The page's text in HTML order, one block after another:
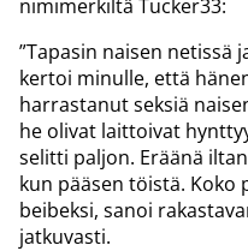
nimimerkiltä Tucker33:
”Tapasin naisen netissä
kertoi minulle, että
harrastanut seksiä
he olivat laittoivat
selitti paljon. Eräänä
kun pääsen töistä. Koko
beibeksi, sanoi
jatkuvasti.